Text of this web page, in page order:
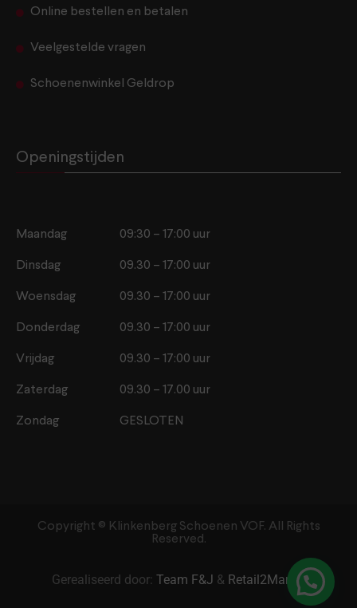
Online bestellen en betalen
Veelgestelde vragen
Schoenenwinkel Geldrop
Openingstijden
Maandag 09:30 – 17:00 uur
Dinsdag 09.30 – 17:00 uur
Woensdag 09.30 – 17:00 uur
Donderdag 09.30 – 17:00 uur
Vrijdag 09.30 – 17:00 uur
Zaterdag 09.30 – 17.00 uur
Zondag GESLOTEN
Copyright ©️ Klinkenberg Schoenen VOF. All Rights
Reserved.
Gerealiseerd door: Team F&J & Retail2Market